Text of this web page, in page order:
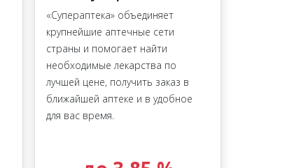
«Супераптека» объединяет
крупнейшие аптечные сети
страны и помогает найти
необходимые лекарства по
лучшей цене, получить заказ в
ближайшей аптеке и в удобное
для вас время.